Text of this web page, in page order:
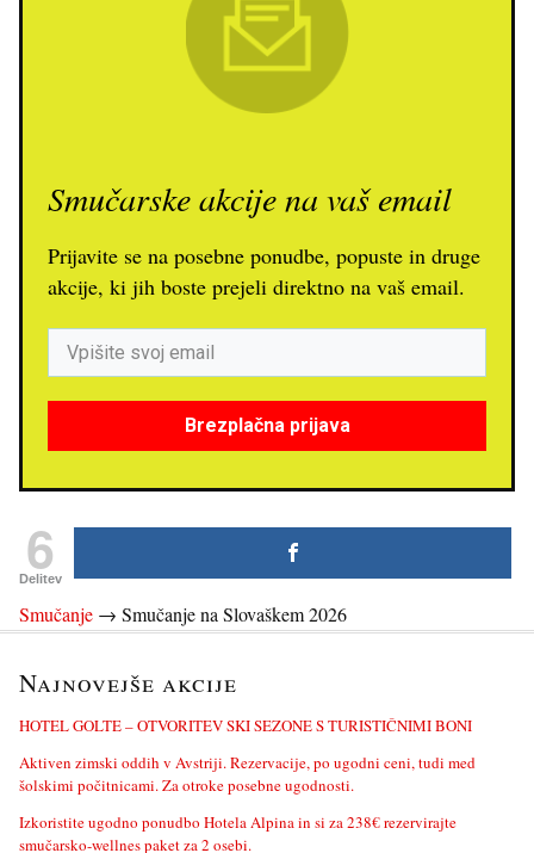
Smučarske akcije na vaš email
Prijavite se na posebne ponudbe, popuste in druge
akcije, ki jih boste prejeli direktno na vaš email.
Brezplačna prijava
6
Delitev
Smučanje → Smučanje na Slovaškem 2026
Najnovejše akcije
HOTEL GOLTE – OTVORITEV SKI SEZONE S TURISTIČNIMI BONI
Aktiven zimski oddih v Avstriji. Rezervacije, po ugodni ceni, tudi med
šolskimi počitnicami. Za otroke posebne ugodnosti.
Izkoristite ugodno ponudbo Hotela Alpina in si za 238€ rezervirajte
smučarsko-wellnes paket za 2 osebi.